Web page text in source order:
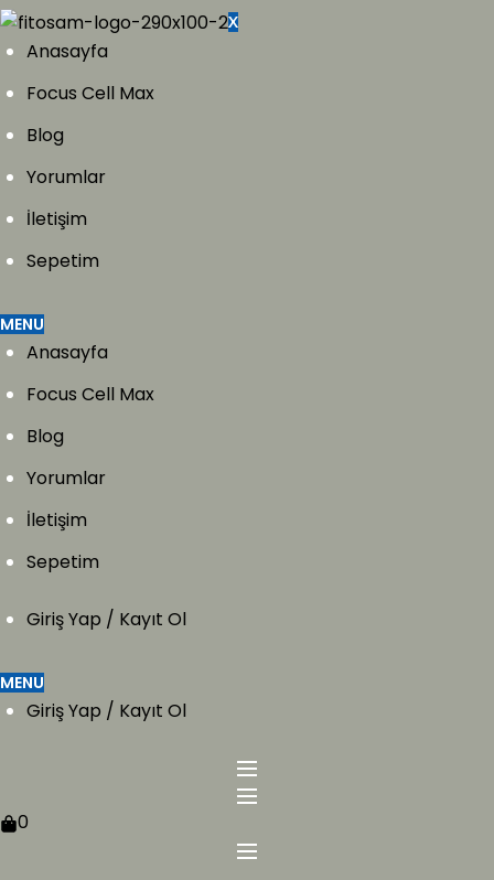
X
Anasayfa
Focus Cell Max
Blog
Yorumlar
İletişim
Sepetim
MENU
Anasayfa
Focus Cell Max
Blog
Yorumlar
İletişim
Sepetim
Giriş Yap / Kayıt Ol
MENU
Giriş Yap / Kayıt Ol
0